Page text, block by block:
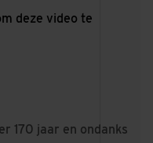
deze video te
170 jaar en ondanks